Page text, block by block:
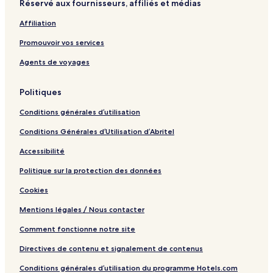
o
n
e
M
ü
e
m
b
y
I
G
p
r
k
Réservé aux fournisseurs, affiliés et médias
Affiliation
Promouvoir vos services
Agents de voyages
Politiques
Conditions générales d’utilisation
Conditions Générales d’Utilisation d’Abritel
Accessibilité
Politique sur la protection des données
Cookies
Mentions légales / Nous contacter
Comment fonctionne notre site
Directives de contenu et signalement de contenus
Conditions générales d’utilisation du programme Hotels.com